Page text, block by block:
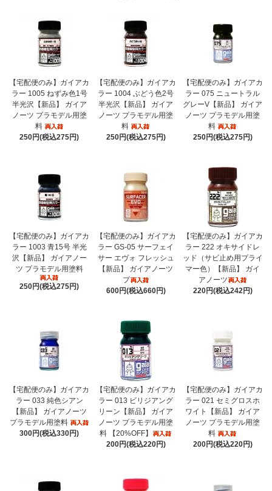
【宅配便のみ】ガイアカ
ラー 1005 ねずみ色1号
半光沢【新品】 ガイア
ノーツ プラモデル用塗
料
250円(税込275円)
【宅配便のみ】ガイアカ
ラー 1004 ぶどう色2号
半光沢【新品】 ガイア
ノーツ プラモデル用塗
料
250円(税込275円)
【宅配便のみ】ガイアカ
ラー 075 ニュートラル
グレーV【新品】 ガイア
ノーツ プラモデル用塗
料
250円(税込275円)
【宅配便のみ】ガイアカ
ラー 1003 青15号 半光
沢【新品】 ガイアノー
ツ プラモデル用塗料
250円(税込275円)
【宅配便のみ】ガイアカ
ラー GS-05 サーフェイ
サー エヴォ フレッシュ
【新品】 ガイアノーツ
プ
600円(税込660円)
【宅配便のみ】ガイアカ
ラー 222 オキサイドレ
ッド（サビ止め用プライ
マー色）【新品】 ガイ
アノーツ
220円(税込242円)
【宅配便のみ】ガイアカ
ラー 033 純色シアン
【新品】 ガイアノーツ
プラモデル用塗料
300円(税込330円)
【宅配便のみ】ガイアカ
ラー 013 ビリジアング
リーン【新品】 ガイア
ノーツ プラモデル用塗
料 【20%OFF】
200円(税込220円)
【宅配便のみ】ガイアカ
ラー 021 セミグロスホ
ワイト【新品】 ガイア
ノーツ プラモデル用塗
料
200円(税込220円)